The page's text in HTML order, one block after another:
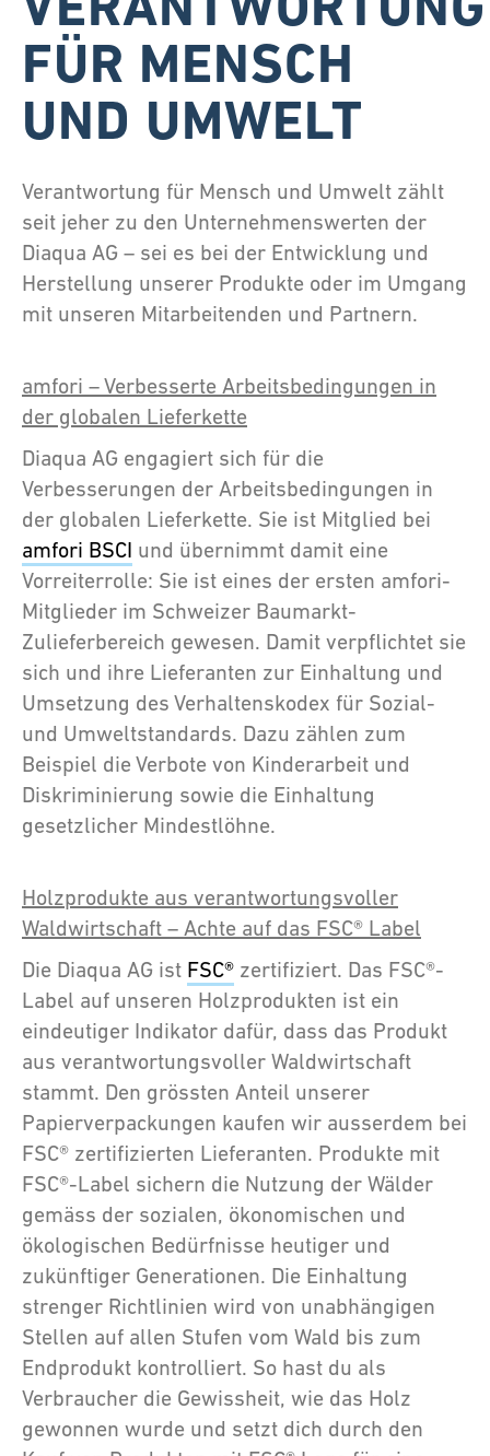
FÜR MENSCH
UND UMWELT
Verantwortung für Mensch und Umwelt zählt
seit jeher zu den Unternehmenswerten der
Diaqua AG – sei es bei der Entwicklung und
Herstellung unserer Produkte oder im Umgang
mit unseren Mitarbeitenden und Partnern.
amfori – Verbesserte Arbeitsbedingungen in
der globalen Lieferkette
Diaqua AG engagiert sich für die
Verbesserungen der Arbeitsbedingungen in
der globalen Lieferkette. Sie ist Mitglied bei
amfori BSCI und übernimmt damit eine
Vorreiterrolle: Sie ist eines der ersten amfori-
Mitglieder im Schweizer Baumarkt-
Zulieferbereich gewesen. Damit verpflichtet sie
sich und ihre Lieferanten zur Einhaltung und
Umsetzung des Verhaltenskodex für Sozial-
und Umweltstandards. Dazu zählen zum
Beispiel die Verbote von Kinderarbeit und
Diskriminierung sowie die Einhaltung
gesetzlicher Mindestlöhne.
Holzprodukte aus verantwortungsvoller
Waldwirtschaft – Achte auf das FSC® Label
Die Diaqua AG ist FSC® zertifiziert. Das FSC®-
Label auf unseren Holzprodukten ist ein
eindeutiger Indikator dafür, dass das Produkt
aus verantwortungsvoller Waldwirtschaft
stammt. Den grössten Anteil unserer
Papierverpackungen kaufen wir ausserdem bei
FSC® zertifizierten Lieferanten. Produkte mit
FSC®-Label sichern die Nutzung der Wälder
gemäss der sozialen, ökonomischen und
ökologischen Bedürfnisse heutiger und
zukünftiger Generationen. Die Einhaltung
strenger Richtlinien wird von unabhängigen
Stellen auf allen Stufen vom Wald bis zum
Endprodukt kontrolliert. So hast du als
Verbraucher die Gewissheit, wie das Holz
gewonnen wurde und setzt dich durch den